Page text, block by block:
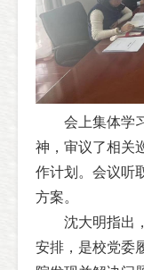
会上集体学
神，审议了相关
作计划。会议听
方案。
沈大明指出
安排，是校党委